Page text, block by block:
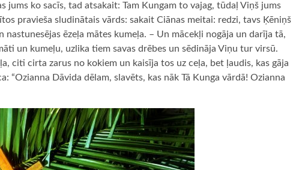
jums ko sacīs, tad atsakait: Tam Kungam to vajag, tūdaļ Viņš jums
pravieša sludinātais vārds: sakait Ciānas meitai: redzi, tavs Ķēniņš
nastunesējas ēzeļa mātes kumeļa. – Un mācekļi nogāja un darīja tā,
un kumeļu, uzlika tiem savas drēbes un sēdināja Viņu tur virsū.
citi cirta zarus no kokiem un kaisīja tos uz ceļa, bet ļaudis, kas gāja
“Ozianna Dāvida dēlam, slavēts, kas nāk Tā Kunga vārdā! Ozianna